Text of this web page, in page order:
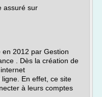
assuré sur
2012 par Gestion
. Dès la création de
En effet, ce site
à leurs comptes